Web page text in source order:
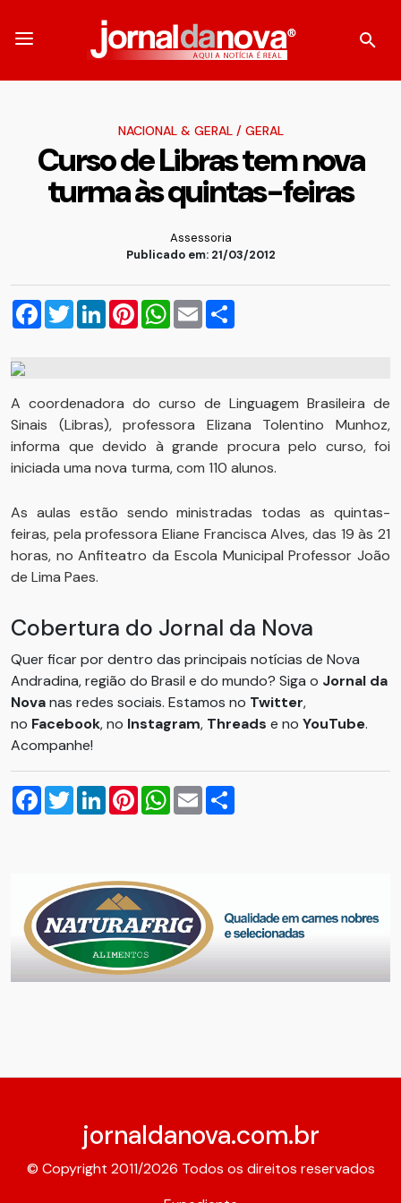
NACIONAL & GERAL/ GERAL
Curso de Libras tem nova
turma às quintas-feiras
Assessoria
Publicado em: 21/03/2012
Facebook
TwitterLinkedInPinterestWhatsApp
Email
A coordenadora do curso de Linguagem Brasileira de
Sinais (Libras), professora Elizana Tolentino Munhoz,
informa que devido à grande procura pelo curso, foi
iniciada uma nova turma, com 110 alunos.
As aulas estão sendo ministradas todas as quintas-
feiras, pela professora Eliane Francisca Alves, das 19 às 21
horas, no Anfiteatro da Escola Municipal Professor João
de Lima Paes.
Cobertura do Jornal da Nova
Quer ficar por dentro das principais notícias de Nova
Andradina, região do Brasil e do mundo? Siga o Jornal da
Novanas redes sociais. Estamos no Twitter,
no Facebook, no Instagram, Threads e no YouTube.
Acompanhe!
Facebook
TwitterLinkedInPinterestWhatsApp
Email
jornaldanova.com.br
© Copyright 2011/2026 Todos os direitos reservados